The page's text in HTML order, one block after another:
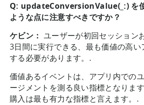
Q: updateConversionValue(_:) を
ような点に注意すべきですか？
ケビン： ユーザーが初回セッション
3日間に実行できる、最も価値の高
する必要があります。.
価値あるイベントは、アプリ内での
ージメントを測る良い指標となります
購入は最も有力な指標と言えます。.